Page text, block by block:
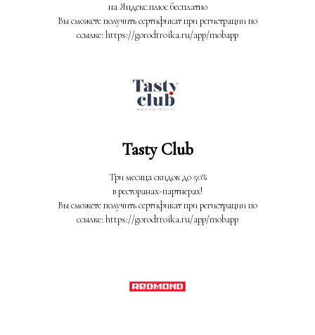
на Яндекс.плюс бесплатно
Вы сможете получить сертификат при регистрации по
ссылке: https://gorodtroika.ru/app/mobapp
Tasty Club
Три месяца скидок до 50%
в ресторанах-партнерах!
Вы сможете получить сертификат при регистрации по
ссылке: https://gorodtroika.ru/app/mobapp